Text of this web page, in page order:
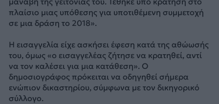
πλαίσιο μιας υπόθεσης για υποτιθέμενη συμμετοχή
σε μια δράση το 2018».
Η εισαγγελία είχε ασκήσει έφεση κατά της αθώωσής
του, όμως «ο εισαγγελέας ζήτησε να κρατηθεί, αντί
να τον καλέσει για μια κατάθεση». Ο
δημοσιογράφος πρόκειται να οδηγηθεί σήμερα
ενώπιον δικαστηρίου, σύμφωνα με τον δικηγορικό
σύλλογο.